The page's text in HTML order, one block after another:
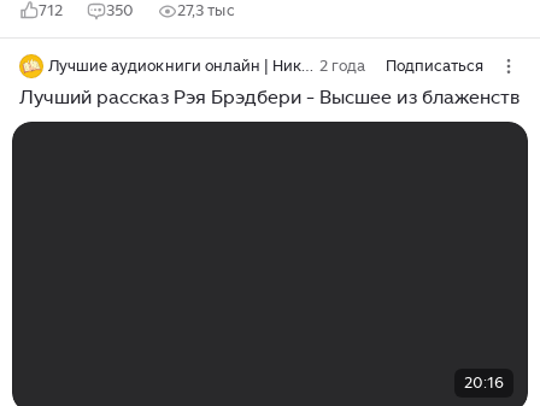
712 350 27,3 тыс
Лучшие аудиокниги онлайн | Никита Король 2 года Подписаться
Лучший рассказ Рэя Брэдбери - Высшее из блаженств
20:16